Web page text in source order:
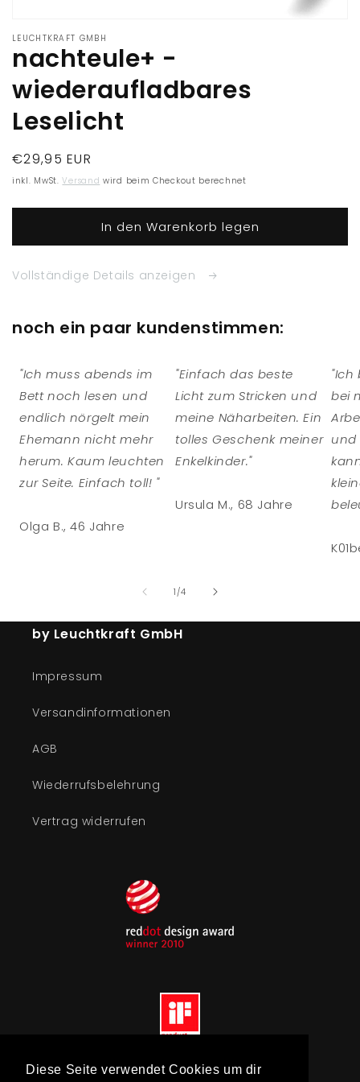
Diese Seite verwendet Cookies um dir
Diese Seite verwendet Cookies um dir
1
Modal
LEUCHTKRAFT GMBH
nachteule+ -
wiederaufladbares
Leselicht
Normaler
Preis
€29,95 EUR
inkl. MwSt.Versand wird beim Checkout berechnet
In den Warenkorb legen
Vollständige Details anzeigen
noch ein paar kundenstimmen:
"Ich muss abends im
Bett noch lesen und
endlich nörgelt mein
Ehemann nicht mehr
herum. Kaum leuchten
zur Seite. Einfach toll! "
Olga B., 46 Jahre
"Einfach das beste
Licht zum Stricken und
meine Näharbeiten. Ein
tolles Geschenk meiner
Enkelkinder."
Ursula M., 68 Jahre
"Ich
bei
und
1 /von
4
by Leuchtkraft GmbH
Impressum
Versandinformationen
AGB
Wiederrufsbelehrung
Vertrag widerrufen